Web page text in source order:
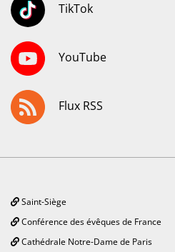
TikTok
YouTube
Flux RSS
Saint-Siège
Conférence des évêques de France
Cathédrale Notre-Dame de Paris